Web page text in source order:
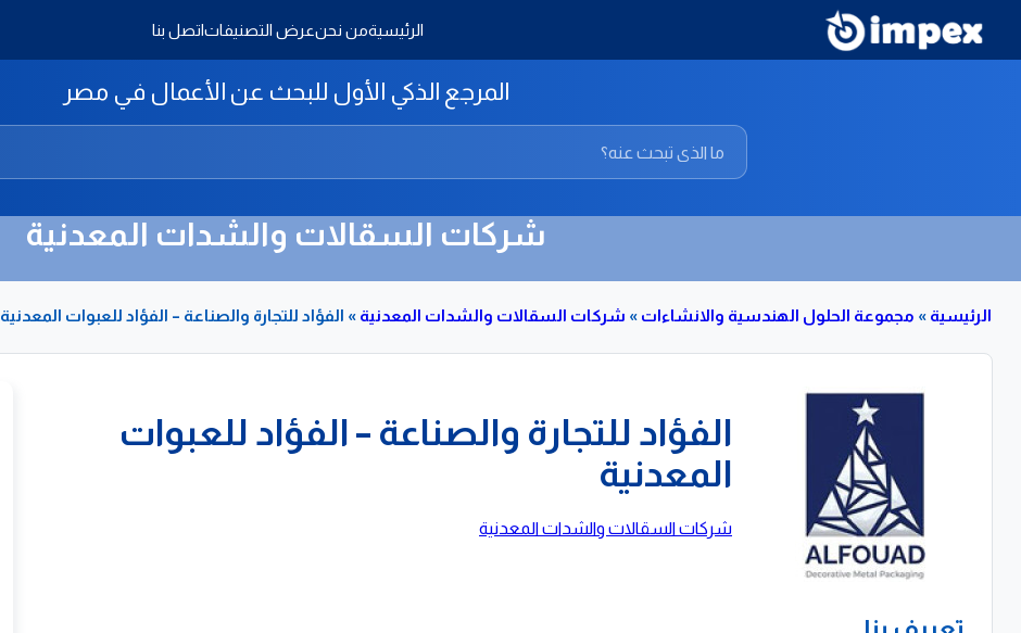
الرئيسيةمن نحنعرض التصنيفاتاتصل بنا
المرجع الذكي الأول للبحث عن الأعمال في مصر
شركات السقالات والشدات المعدنية
الرئيسية » مجموعة الحلول الهندسية والانشاءات » شركات السقالات والشدات المعدنية » الفؤاد للتجارة والصناعة – الفؤاد للعبوات المعدنية
الفؤاد للتجارة والصناعة – الفؤاد للعبوات
المعدنية
شركات السقالات والشدات المعدنية